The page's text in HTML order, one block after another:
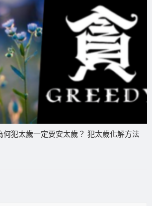
何犯太歲一定要安太歲？ 犯太歲化解方法